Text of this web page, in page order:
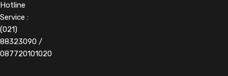
Hotline
Service :
(021)
88323090 /
087720101020